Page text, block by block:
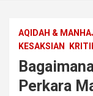
AQIDAH &
KESAKSIAN
Perkara